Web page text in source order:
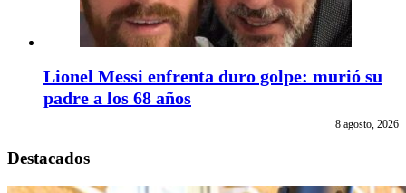
Lionel Messi enfrenta duro golpe: murió su
padre a los 68 años
8 agosto, 2026
Destacados